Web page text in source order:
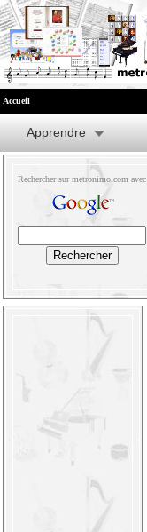
Accueil
Apprendre
Rechercher sur metronimo.com avec